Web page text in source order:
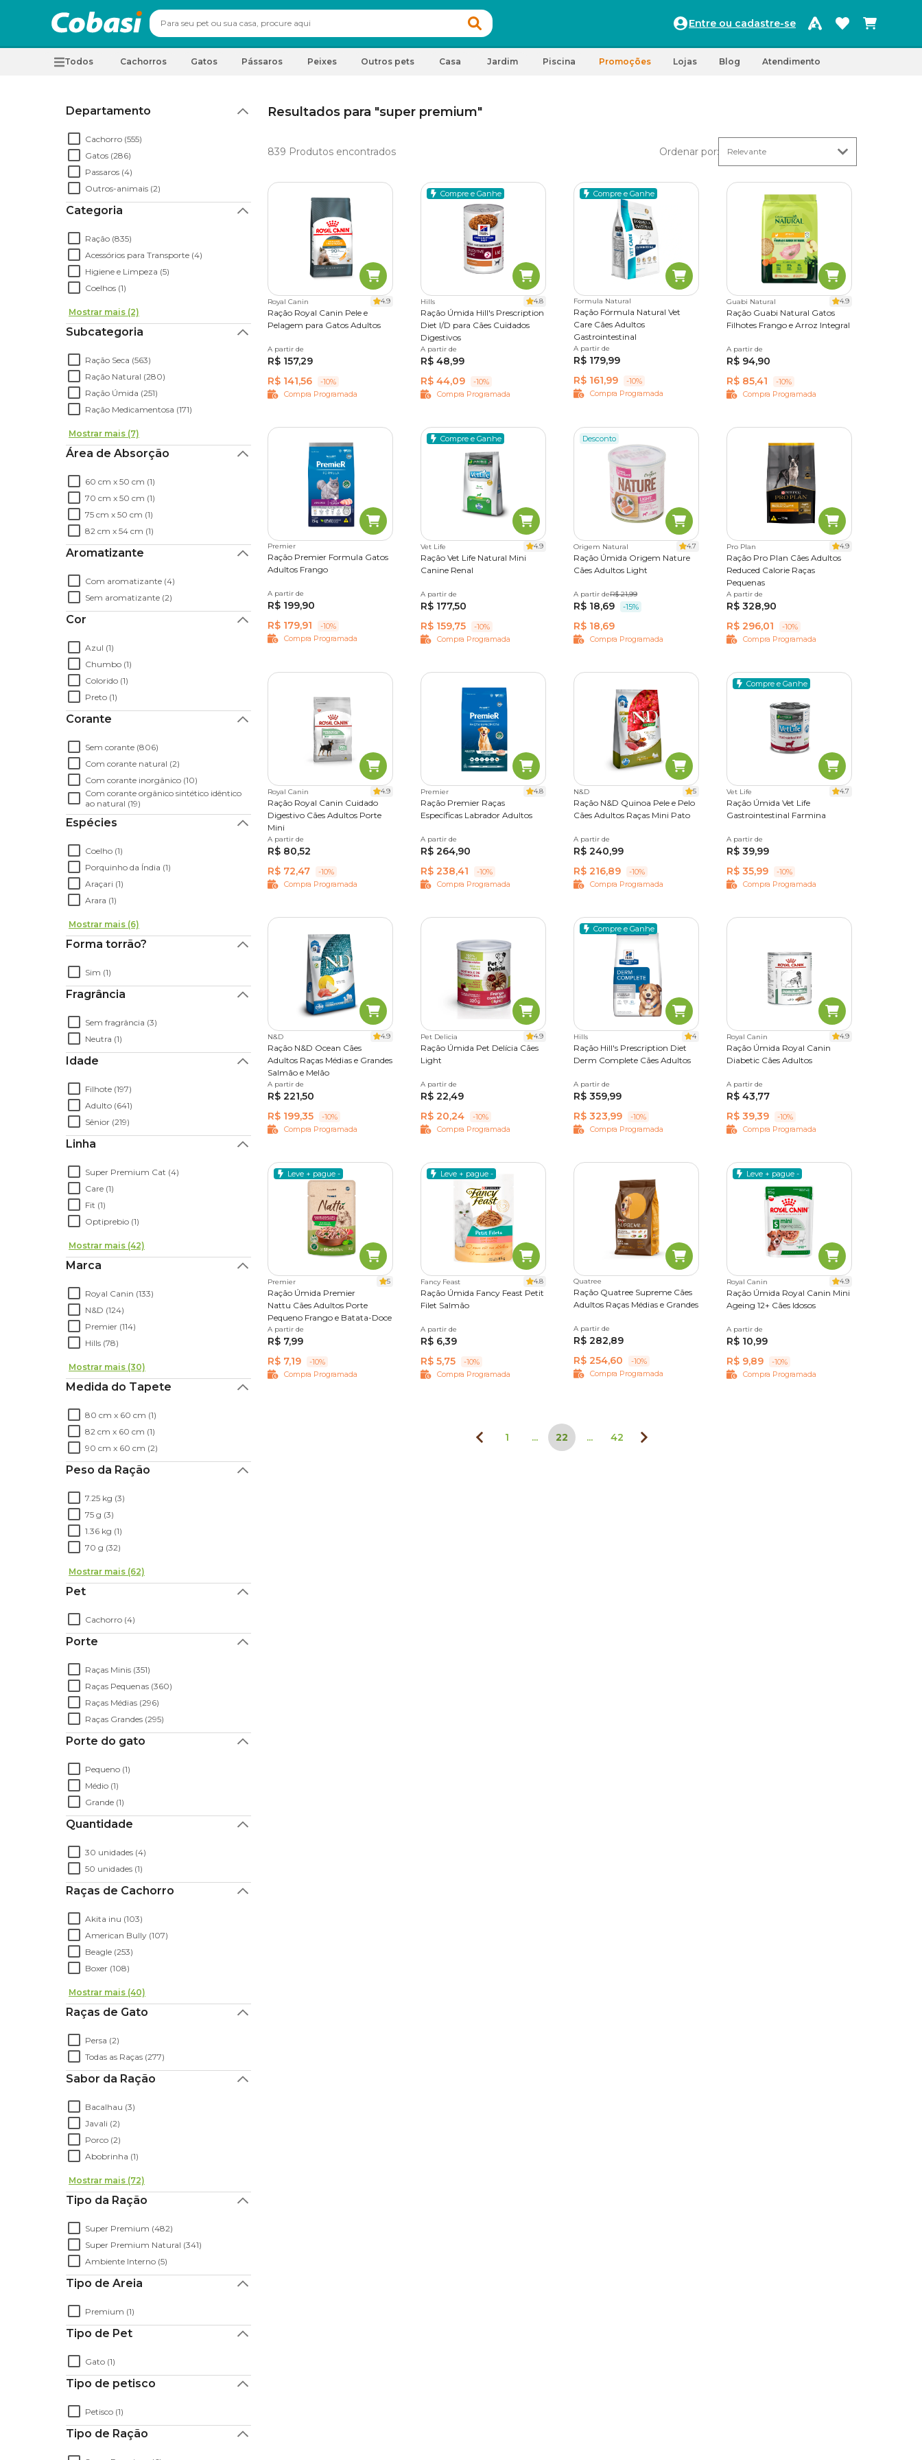
Entre ou cadastre-se
Todos Cachorros Gatos Pássaros Peixes Outros pets Casa Jardim Piscina Promoções Lojas Blog Atendimento
Departamento
Cachorro (555)
Gatos (286)
Passaros (4)
Outros-animais (2)
Categoria
Ração (835)
Acessórios para Transporte (4)
Higiene e Limpeza (5)
Coelhos (1)
Mostrar mais (2)
Subcategoria
Ração Seca (563)
Ração Natural (280)
Ração Úmida (251)
Ração Medicamentosa (171)
Mostrar mais (7)
Área de Absorção
60 cm x 50 cm (1)
70 cm x 50 cm (1)
75 cm x 50 cm (1)
82 cm x 54 cm (1)
Aromatizante
Com aromatizante (4)
Sem aromatizante (2)
Cor
Azul (1)
Chumbo (1)
Colorido (1)
Preto (1)
Corante
Sem corante (806)
Com corante natural (2)
Com corante inorgânico (10)
Com corante orgânico sintético idêntico
ao natural (19)
Espécies
Coelho (1)
Porquinho da Índia (1)
Araçari (1)
Arara (1)
Mostrar mais (6)
Forma torrão?
Sim (1)
Fragrância
Sem fragrância (3)
Neutra (1)
Idade
Filhote (197)
Adulto (641)
Sênior (219)
Linha
Super Premium Cat (4)
Care (1)
Fit (1)
Optiprebio (1)
Mostrar mais (42)
Marca
Royal Canin (133)
N&D (124)
Premier (114)
Hills (78)
Mostrar mais (30)
Medida do Tapete
80 cm x 60 cm (1)
82 cm x 60 cm (1)
90 cm x 60 cm (2)
Peso da Ração
7.25 kg (3)
75 g (3)
1.36 kg (1)
70 g (32)
Mostrar mais (62)
Pet
Cachorro (4)
Porte
Raças Minis (351)
Raças Pequenas (360)
Raças Médias (296)
Raças Grandes (295)
Porte do gato
Pequeno (1)
Médio (1)
Grande (1)
Quantidade
30 unidades (4)
50 unidades (1)
Raças de Cachorro
Akita inu (103)
American Bully (107)
Beagle (253)
Boxer (108)
Mostrar mais (40)
Raças de Gato
Persa (2)
Todas as Raças (277)
Sabor da Ração
Bacalhau (3)
Javali (2)
Porco (2)
Abobrinha (1)
Mostrar mais (72)
Tipo da Ração
Super Premium (482)
Super Premium Natural (341)
Ambiente Interno (5)
Tipo de Areia
Premium (1)
Tipo de Pet
Gato (1)
Tipo de petisco
Petisco (1)
Tipo de Ração
Resultados para "super premium"
839 Produtos encontrados Ordenar por:
Royal Canin 4.9
Ração Royal Canin Pele e
Pelagem para Gatos Adultos
1,5 kg
A partir de
R$ 157,29
R$ 141,56
-10%
Compra Programada
Compre e Ganhe
Hills 4.8
Ração Úmida Hill's Prescription
Diet I/D para Cães Cuidados
Digestivos
370 g
A partir de
R$ 48,99
R$ 44,09
-10%
Compra Programada
Compre e Ganhe
Formula Natural
Ração Fórmula Natural Vet
Care Cães Adultos
Gastrointestinal
2 k g
A partir de
R$ 179,99
R$ 161,99
-10%
Compra Programada
Guabi Natural 4.9
Ração Guabi Natural Gatos
Filhotes Frango e Arroz Integral
1,5 kg
A partir de
R$ 94,90
R$ 85,41
-10%
Compra Programada
Premier
Ração Premier Formula Gatos
Adultos Frango
7,5 kg
A partir de
R$ 199,90
R$ 179,91
-10%
Compra Programada
Compre e Ganhe
Vet Life 4.9
Ração Vet Life Natural Mini
Canine Renal
2kg 10,1kg
A partir de
R$ 177,50
R$ 159,75
-10%
Compra Programada
Desconto
Origem Natural 4.7
Ração Úmida Origem Nature
Cães Adultos Light
300 g
A partir deR$ 21,99
R$ 18,69 -15%
R$ 18,69
Compra Programada
Pro Plan 4.9
Ração Pro Plan Cães Adultos
Reduced Calorie Raças
Pequenas
2,5 kg
A partir de
R$ 328,90
R$ 296,01
-10%
Compra Programada
Royal Canin 4.9
Ração Royal Canin Cuidado
Digestivo Cães Adultos Porte
Mini
1 kg 2,5 kg
A partir de
R$ 80,52
R$ 72,47
-10%
Compra Programada
Premier 4.8
Ração Premier Raças
Específicas Labrador Adultos
12 kg
A partir de
R$ 264,90
R$ 238,41
-10%
Compra Programada
N&D 5
Ração N&D Quinoa Pele e Pelo
Cães Adultos Raças Mini Pato
2,5 kg
A partir de
R$ 240,99
R$ 216,89
-10%
Compra Programada
Compre e Ganhe
Vet Life 4.7
Ração Úmida Vet Life
Gastrointestinal Farmina
300 g
A partir de
R$ 39,99
R$ 35,99
-10%
Compra Programada
N&D 4.9
Ração N&D Ocean Cães
Adultos Raças Médias e Grandes
Salmão e Melão
2,5 kg
A partir de
R$ 221,50
R$ 199,35
-10%
Compra Programada
Pet Delicia 4.9
Ração Úmida Pet Delícia Cães
Light
320 g
A partir de
R$ 22,49
R$ 20,24
-10%
Compra Programada
Compre e Ganhe
Hills 4
Ração Hill's Prescription Diet
Derm Complete Cães Adultos
2,94 kg
A partir de
R$ 359,99
R$ 323,99
-10%
Compra Programada
Royal Canin 4.9
Ração Úmida Royal Canin
Diabetic Cães Adultos
410g
A partir de
R$ 43,77
R$ 39,39
-10%
Compra Programada
Leve + pague -
Premier 5
Ração Úmida Premier
Nattu Cães Adultos Porte
Pequeno Frango e Batata-Doce
85 g
A partir de
R$ 7,99
R$ 7,19
-10%
Compra Programada
Leve + pague -
Fancy Feast 4.8
Ração Úmida Fancy Feast Petit
Filet Salmão
85 g
A partir de
R$ 6,39
R$ 5,75
-10%
Compra Programada
Quatree
Ração Quatree Supreme Cães
Adultos Raças Médias e Grandes
15 kg
A partir de
R$ 282,89
R$ 254,60
-10%
Compra Programada
Leve + pague -
Royal Canin 4.9
Ração Úmida Royal Canin Mini
Ageing 12+ Cães Idosos
85g
A partir de
R$ 10,99
R$ 9,89
-10%
Compra Programada
1 ... 22 ... 42